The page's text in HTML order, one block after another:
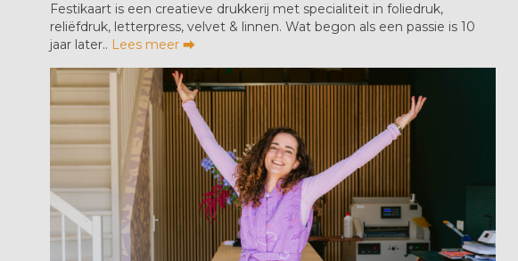
Festikaart is een creatieve drukkerij met specialiteit in foliedruk,
reliëfdruk, letterpress, velvet & linnen. Wat begon als een passie is 10
jaar later.. Lees meer ⮕